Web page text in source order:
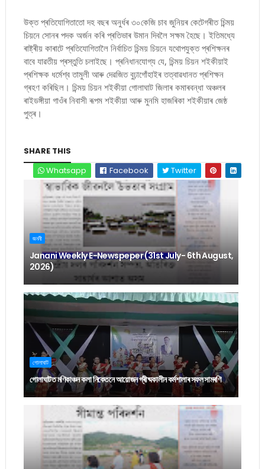
উক্ত প্ৰতিযোগিতাতো দহ বছৰ অনুৰ্ধৰ ৩০কেজি চাব জুনিয়ৰ কেটেগৰীত চিন্ময়
চিয়নে সোনৰ পদক অৰ্জন কৰি প্ৰতিভাৰ উমান দিবলৈ সক্ষম হৈছে। ইতিমধ্যে
ৰাষ্ট্ৰীয় কাৰাটে প্ৰতিযোগিতালৈ নিৰ্বাচিত চিন্ময় চিয়নে যথোপযুক্ত প্ৰশিক্ষনৰ
বাবে যাৱতীয় প্ৰস্তুতি চলাইছে। প্ৰনিধানযোগ্য যে, চিন্ময় চিয়ন শইকীয়াই
প্ৰশিক্ষক ধৰ্মেশ্ব তামুলী আৰু দেৱজিত বুঢ়াগোঁহাইৰ তত্বাৱধানত প্ৰশিক্ষন
গ্ৰহণ কৰিছিল। চিন্ময় চিয়ন শইকীয়া গোলাঘাট জিলাৰ কমাৰবন্ধা অঞ্চলৰ
ৰাইডঙ্গীয়া গাওঁৰ নিবাসী ৰূপম শইকীয়া আৰু মুনমি হাজৰিকা শইকীয়াৰ জেষ্ঠ
পুত্ৰ।
SHARE THIS
Whatsapp
Facebook Twitter
জননী
Janani Weekly E-Newspeper (31st July- 6th August,
2026)
গোলাঘাট
গোলাঘাটত মণিকাঞ্চন কলা নিকেতনে আয়োজন গ্ৰীষ্মকালীন কৰ্মশালাৰ সফল সামৰণি